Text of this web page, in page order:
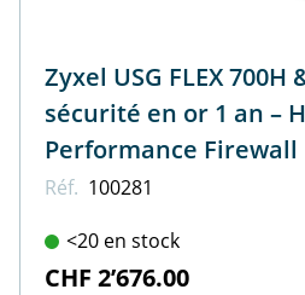
Zyxel USG FLEX 700H
sécurité en or 1 an – High
Performance Firewall
Réf. 100281
<20 en stock
CHF 2’676.00